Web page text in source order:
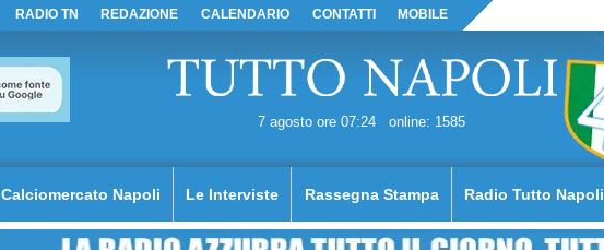
RADIO TN REDAZIONE CALENDARIO CONTATTI MOBILE
7 agosto ore 07:24 online: 1585
Calciomercato Napoli Le Interviste Rassegna Stampa Radio Tutto Napoli